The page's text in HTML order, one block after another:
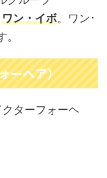
ワン・イボ。ワン･
ーヘア）
クターフォーヘ